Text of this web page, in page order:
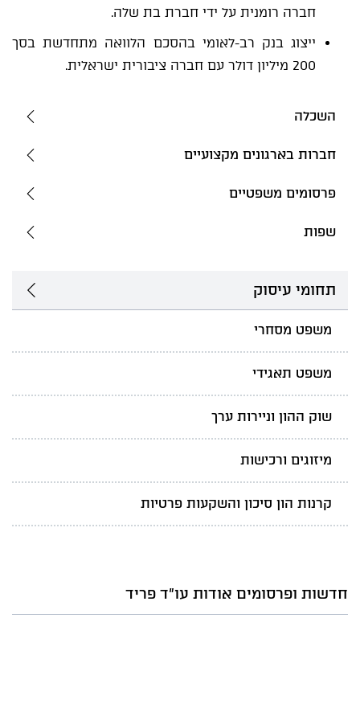
חברה רומנית על ידי חברת בת שלה.
ייצוג בנק רב-לאומי בהסכם הלוואה מתחדשת בסך
200 מיליון דולר עם חברה ציבורית ישראלית.
השכלה
חברות בארגונים מקצועיים
פרסומים משפטיים
שפות
תחומי עיסוק
משפט מסחרי
משפט תאגידי
שוק ההון וניירות ערך
מיזוגים ורכישות
קרנות הון סיכון והשקעות פרטיות
חדשות ופרסומים אודות עו"ד פריד